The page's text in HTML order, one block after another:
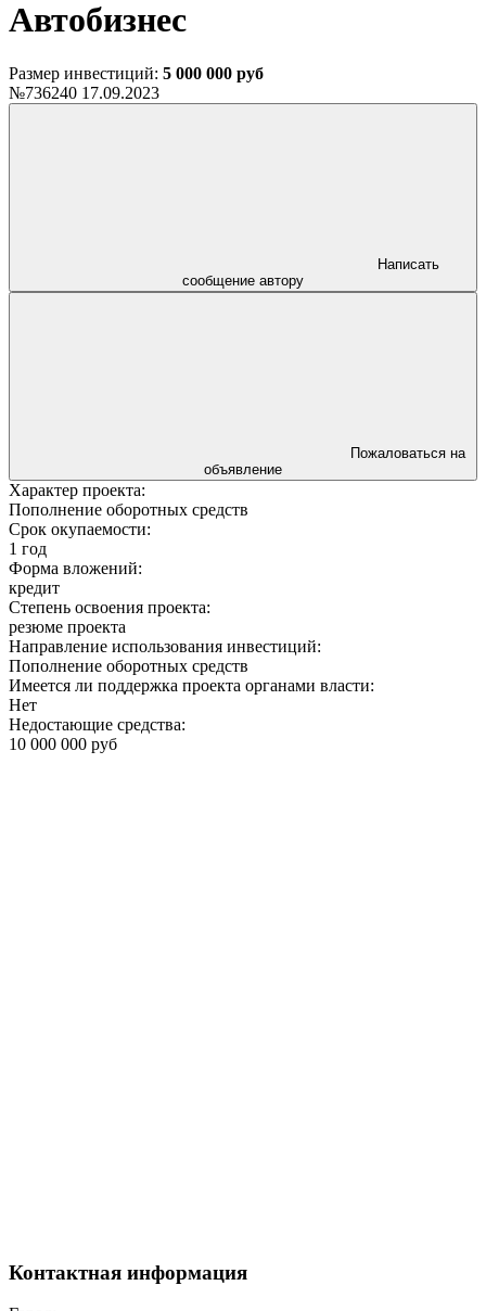
Автобизнес
Размер инвестиций: 5 000 000 руб
№736240 17.09.2023
сообщение автору
объявление
Характер проекта:
Пополнение оборотных средств
Срок окупаемости:
1 год
Форма вложений:
кредит
Степень освоения проекта:
резюме проекта
Направление использования инвестиций:
Пополнение оборотных средств
Имеется ли поддержка проекта органами власти:
Нет
Недостающие средства:
10 000 000 руб
Контактная информация